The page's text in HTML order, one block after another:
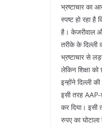
भ्रष्टाचार का
स्पष्ट हो रहा
है। केजरीवाल
तरीके के दिल्ली
भ्रष्टाचार से
लेकिन शिक्षा
इन्होंने दिल्ली
इसी तरह
कर दिया। इसी
रुपए का